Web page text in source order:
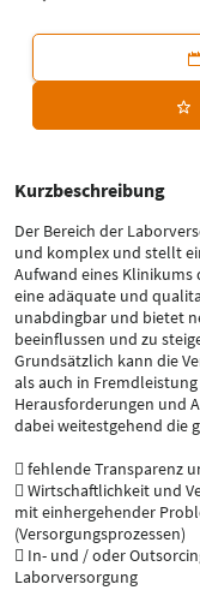
Kurzbeschreibung
Der Bereich der
und komplex und stellt
Aufwand eines Klinikums
eine adäquate und
unabdingbar und bietet
beeinflussen und zu
Grundsätzlich kann die
als auch in
Herausforderungen und
dabei weitestgehend die
 fehlende Transparenz
 Wirtschaftlichkeit und
mit einhergehender
(Versorgungsprozessen)
 In- und / oder
Laborversorgung